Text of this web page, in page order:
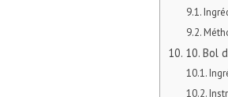
10. Bol